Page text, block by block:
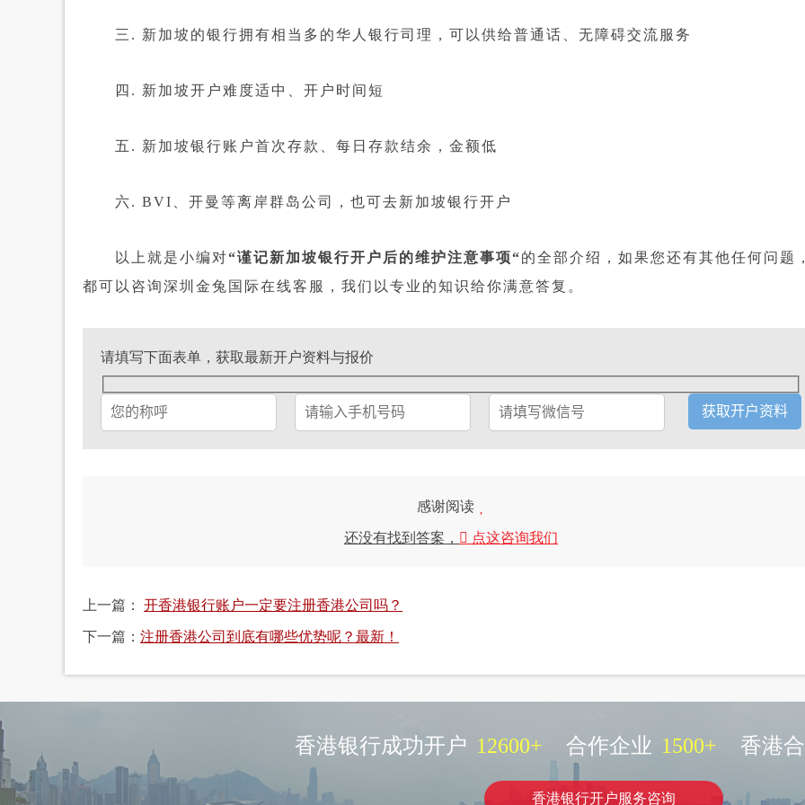
三. 新加坡的银行拥有相当多的华人银行司理，可以供给普通话、无障碍交流服务
四. 新加坡开户难度适中、开户时间短
五. 新加坡银行账户首次存款、每日存款结余，金额低
六. BVI、开曼等离岸群岛公司，也可去新加坡银行开户
以上就是小编对“谨记新加坡银行开户后的维护注意事项“的全部介绍，如果您还有其他任何问题
都可以咨询深圳金兔国际在线客服，我们以专业的知识给你满意答复。
请填写下面表单，获取最新开户资料与报价
感谢阅读
还没有找到答案， 点这咨询我们
上一篇： 开香港银行账户一定要注册香港公司吗？
下一篇： 注册香港公司到底有哪些优势呢？最新！
香港银行成功开户 12600+ 合作企业 1500+ 香港
香港银行开户服务咨询